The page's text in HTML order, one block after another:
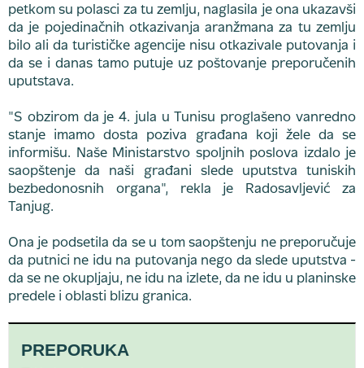
petkom su polasci za tu zemlju, naglasila je ona ukazavši
da je pojedinačnih otkazivanja aranžmana za tu zemlju
bilo ali da turističke agencije nisu otkazivale putovanja i
da se i danas tamo putuje uz poštovanje preporučenih
uputstava.
"S obzirom da je 4. jula u Tunisu proglašeno vanredno
stanje imamo dosta poziva građana koji žele da se
informišu. Naše Ministarstvo spoljnih poslova izdalo je
saopštenje da naši građani slede uputstva tuniskih
bezbedonosnih organa", rekla je Radosavljević za
Tanjug.
Ona je podsetila da se u tom saopštenju ne preporučuje
da putnici ne idu na putovanja nego da slede uputstva -
da se ne okupljaju, ne idu na izlete, da ne idu u planinske
predele i oblasti blizu granica.
PREPORUKA